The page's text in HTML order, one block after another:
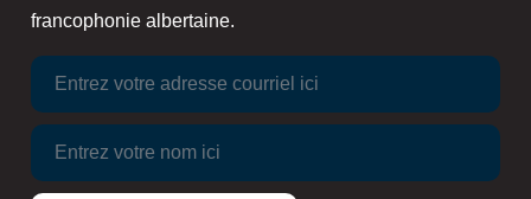
francophonie albertaine.